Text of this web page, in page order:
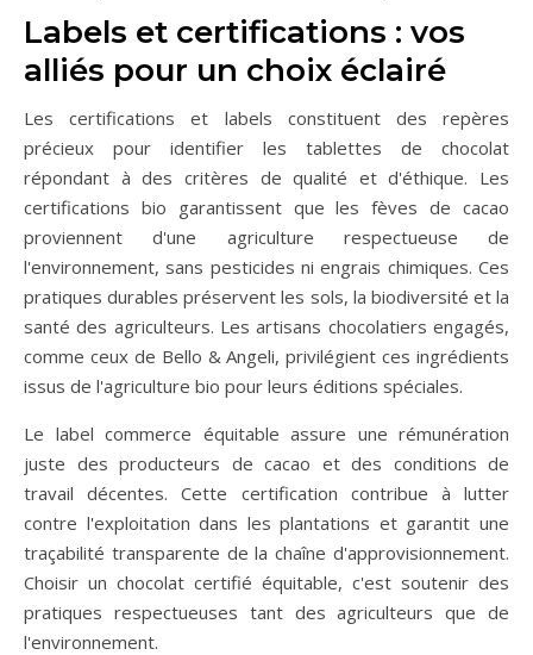
Labels et certifications : vos
alliés pour un choix éclairé
Les certifications et labels constituent des repères
précieux pour identifier les tablettes de chocolat
répondant à des critères de qualité et d'éthique. Les
certifications bio garantissent que les fèves de cacao
proviennent d'une agriculture respectueuse de
l'environnement, sans pesticides ni engrais chimiques. Ces
pratiques durables préservent les sols, la biodiversité et la
santé des agriculteurs. Les artisans chocolatiers engagés,
comme ceux de Bello & Angeli, privilégient ces ingrédients
issus de l'agriculture bio pour leurs éditions spéciales.
Le label commerce équitable assure une rémunération
juste des producteurs de cacao et des conditions de
travail décentes. Cette certification contribue à lutter
contre l'exploitation dans les plantations et garantit une
traçabilité transparente de la chaîne d'approvisionnement.
Choisir un chocolat certifié équitable, c'est soutenir des
pratiques respectueuses tant des agriculteurs que de
l'environnement.